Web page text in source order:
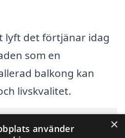
lyft det förtjänar idag
som en
balkong kan
livskvalitet.
städer som börjar med H
×
använder